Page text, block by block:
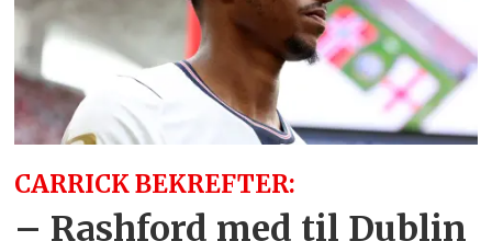
CARRICK BEKREFTER:
– Rashford med til Dublin